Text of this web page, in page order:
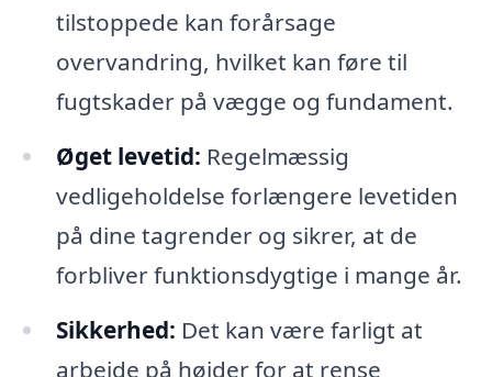
tilstoppede kan forårsage
overvandring, hvilket kan føre til
fugtskader på vægge og fundament.
Øget levetid: Regelmæssig
vedligeholdelse forlængere levetiden
på dine tagrender og sikrer, at de
forbliver funktionsdygtige i mange år.
Sikkerhed: Det kan være farligt at
arbejde på højder for at rense